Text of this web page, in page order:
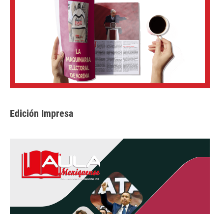
Edición Impresa